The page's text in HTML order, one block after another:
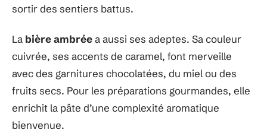
sortir des sentiers battus.
La bière ambréea aussi ses adeptes. Sa couleur
cuivrée, ses accents de caramel, font merveille
avec des garnitures chocolatées, du miel ou des
fruits secs. Pour les préparations gourmandes, elle
enrichit la pâte d’une complexité aromatique
bienvenue.